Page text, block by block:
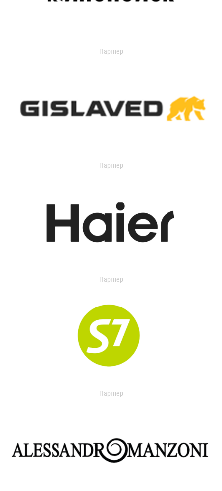
Партнер
Партнер
Партнер
Партнер